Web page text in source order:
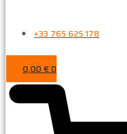
+33 765 625 178
0,00 €0